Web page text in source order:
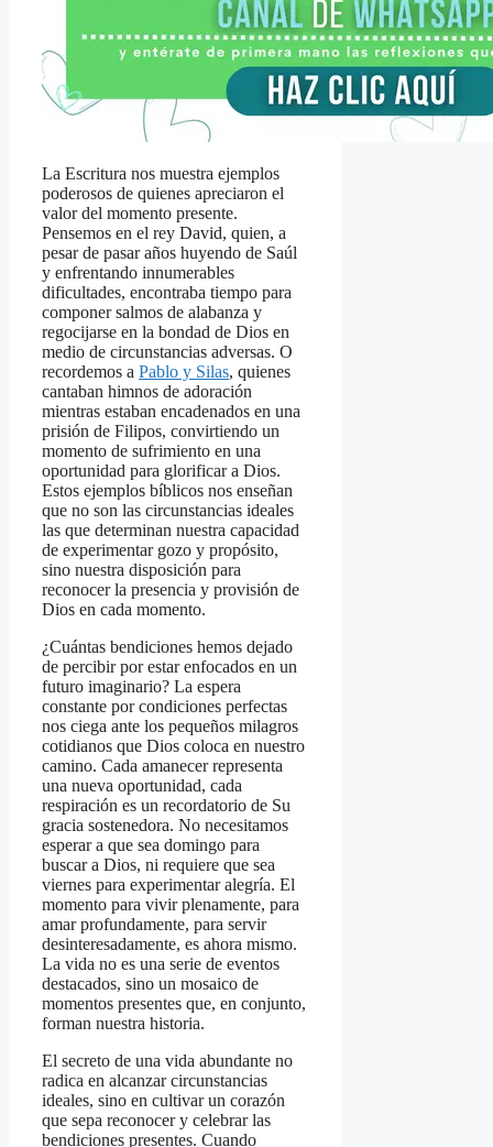
La Escritura nos muestra ejemplos
poderosos de quienes apreciaron el
valor del momento presente.
Pensemos en el rey David, quien, a
pesar de pasar años huyendo de Saúl
y enfrentando innumerables
dificultades, encontraba tiempo para
componer salmos de alabanza y
regocijarse en la bondad de Dios en
medio de circunstancias adversas. O
recordemos a Pablo y Silas, quienes
cantaban himnos de adoración
mientras estaban encadenados en una
prisión de Filipos, convirtiendo un
momento de sufrimiento en una
oportunidad para glorificar a Dios.
Estos ejemplos bíblicos nos enseñan
que no son las circunstancias ideales
las que determinan nuestra capacidad
de experimentar gozo y propósito,
sino nuestra disposición para
reconocer la presencia y provisión de
Dios en cada momento.
¿Cuántas bendiciones hemos dejado
de percibir por estar enfocados en un
futuro imaginario? La espera
constante por condiciones perfectas
nos ciega ante los pequeños milagros
cotidianos que Dios coloca en nuestro
camino. Cada amanecer representa
una nueva oportunidad, cada
respiración es un recordatorio de Su
gracia sostenedora. No necesitamos
esperar a que sea domingo para
buscar a Dios, ni requiere que sea
viernes para experimentar alegría. El
momento para vivir plenamente, para
amar profundamente, para servir
desinteresadamente, es ahora mismo.
La vida no es una serie de eventos
destacados, sino un mosaico de
momentos presentes que, en conjunto,
forman nuestra historia.
El secreto de una vida abundante no
radica en alcanzar circunstancias
ideales, sino en cultivar un corazón
que sepa reconocer y celebrar las
bendiciones presentes. Cuando